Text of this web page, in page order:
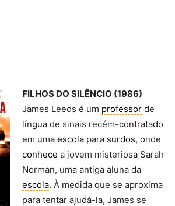
FILHOS DO SILÊNCIO (1986)
James Leeds é um professor de
língua de sinais recém-contratado
em uma escola para surdos, onde
conhece a jovem misteriosa Sarah
Norman, uma antiga aluna da
escola. À medida que se aproxima
para tentar ajudá-la, James se